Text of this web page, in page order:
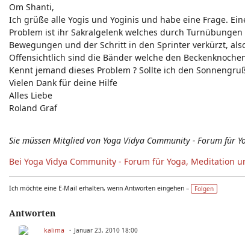
Om Shanti,
Ich grüße alle Yogis und Yoginis und habe eine Frage.
Problem ist ihr Sakralgelenk welches durch
Bewegungen und der Schritt in den Sprinter verkürzt,
Offensichtlich sind die Bänder welche den
Kennt jemand dieses Problem ? Sollte ich den
Vielen Dank für deine Hilfe
Alles Liebe
Roland Graf
Sie müssen Mitglied von Yoga Vidya Community - Forum für
Bei Yoga Vidya Community - Forum für Yoga, Meditation
Ich möchte eine E-Mail erhalten, wenn Antworten eingehen – Folgen
Antworten
kalima Januar 23, 2010 18:00